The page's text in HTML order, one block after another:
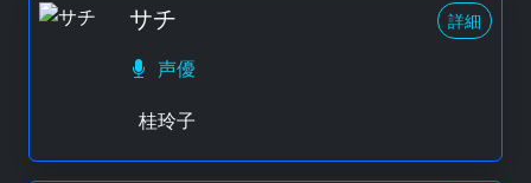
サチ 詳細
声優
桂玲子